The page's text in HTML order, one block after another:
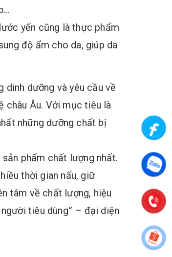
yến cũng là thực phẩm
độ ẩm cho da, giúp da
dưỡng và yêu cầu về
châu Âu. Với mục tiêu là
những dưỡng chất bị
phẩm chất lượng nhất.
thời gian nấu, giữ
tâm về chất lượng, hiệu
tiêu dùng” – đại diện